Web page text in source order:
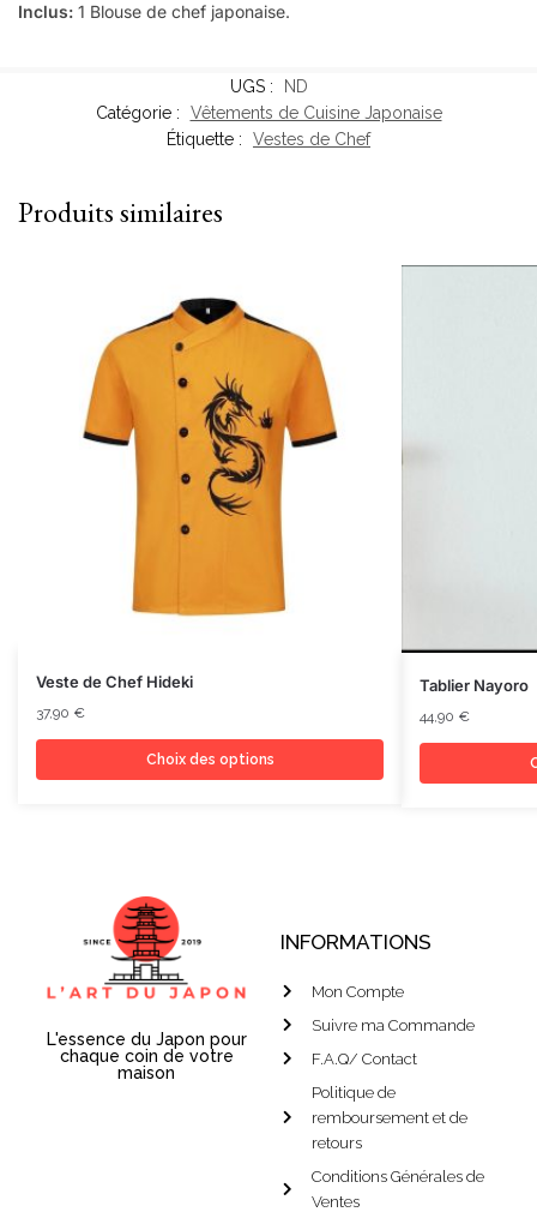
Inclus: 1 Blouse de chef japonaise.
UGS :
ND
Catégorie :
Vêtements de Cuisine Japonaise
Étiquette :
Vestes de Chef
Produits similaires
Veste de Chef Hideki
37,90 €
Choix des options
Tablier Nayoro
44,90 €
L'essence du Japon pour
chaque coin de votre
maison
INFORMATIONS
Mon Compte
Suivre ma Commande
F.A.Q/ Contact
Politique de
remboursement et de
retours
Conditions Générales de
Ventes